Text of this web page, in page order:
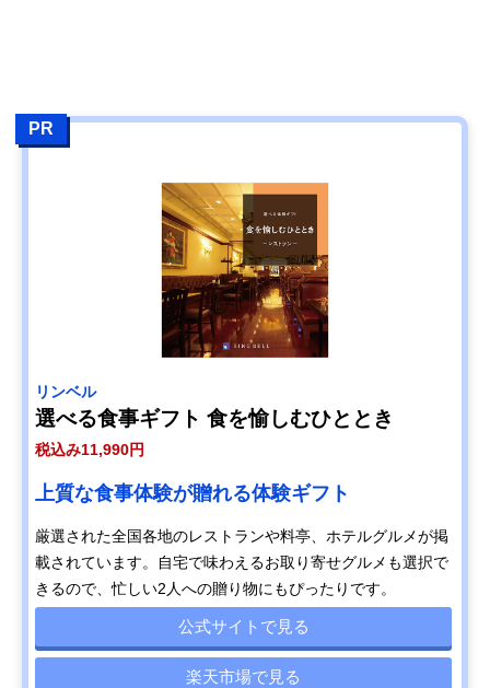
PR
リンベル
選べる食事ギフト 食を愉しむひととき
税込み11,990円
上質な食事体験が贈れる体験ギフト
厳選された全国各地のレストランや料亭、ホテルグルメが掲
載されています。自宅で味わえるお取り寄せグルメも選択で
きるので、忙しい2人への贈り物にもぴったりです。
公式サイトで見る
楽天市場で見る